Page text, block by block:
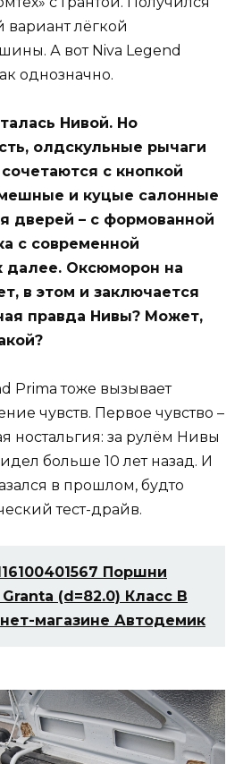
лёгкой
А вот Niva Legend
однозначно.
Нивой. Но
олдскульные рычаги
с кнопкой
и куцые салонные
дверей – с формованной
с современной
далее. Оксюморон на
в этом и заключается
правда Нивы? Может,
Primа тоже вызывает
чувств. Первое чувство –
ностальгия: за рулём Нивы
больше 10 лет назад. И
в прошлом, будто
тест-драйв.
Поршни
(d=82.0) Класс B
магазине Автодемик